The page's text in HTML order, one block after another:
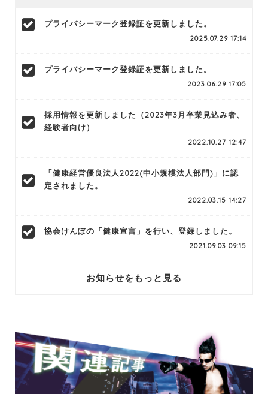
プライバシーマーク登録証を更新しました。
2025.07.29 17:14
プライバシーマーク登録証を更新しました。
2023.06.29 17:05
採用情報を更新しました（2023年3月卒業見込み者、
経験者向け）
2022.10.27 12:47
「健康経営優良法人2022(中小規模法人部門)」に認
定されました。
2022.03.15 14:27
協会けんぽの「健康宣言」を行い、登録しました。
2021.09.03 09:15
お知らせをもっと見る